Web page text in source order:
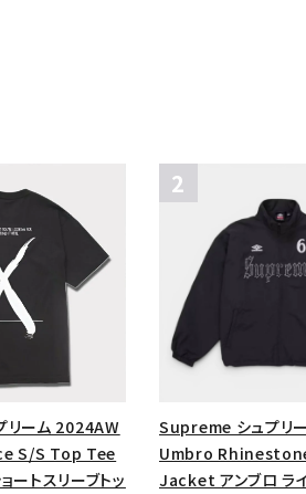
ーム 2024AW
S/S Top Tee
ートスリーブトッ
Supreme シュプリ
Umbro
Jacket アンブロ ラ